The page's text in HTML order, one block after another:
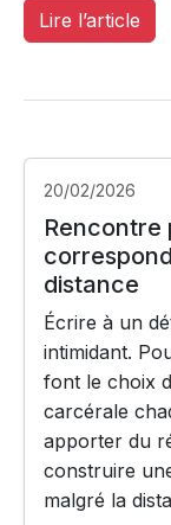
Lire l’article
20/02/2026
Rencontre
distance
Écrire à un
intimidant.
font le choix
carcérale
apporter du
construire
malgré la